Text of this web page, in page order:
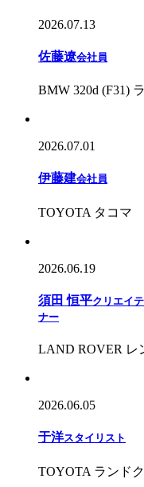
2026.07.13
佐藤遼会社員
BMW 320d (F31)
2026.07.01
伊藤建会社員
TOYOTA タコマ
2026.06.19
須田 恒平クリエイ
ナー
LAND ROVER レ
2026.06.05
于洋スタイリスト
TOYOTA ランド